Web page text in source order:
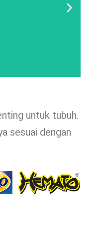
untuk tubuh.
sesuai dengan